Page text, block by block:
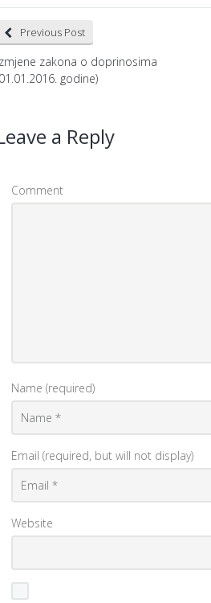
Previous Post
zakona o doprinosima
godine)
a Reply
Comment
Name (required)
Email (required, but will not display)
Website